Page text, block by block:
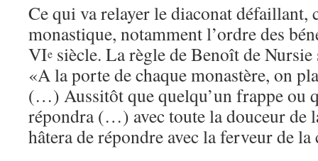
Ce qui va relayer le diaconat défaillant,
monastique, notamment l’ordre des
VIe siècle. La règle de Benoît de Nursie
«A la porte de chaque monastère, on
(…) Aussitôt que quelqu’un frappe ou
répondra (…) avec toute la douceur de
hâtera de répondre avec la ferveur de